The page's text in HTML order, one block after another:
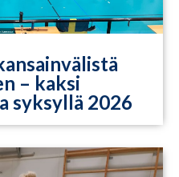
– kaksi
syksyllä 2026